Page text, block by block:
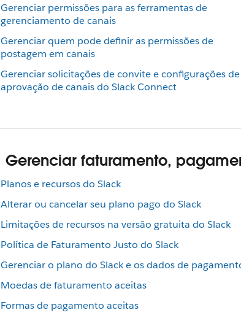
Gerenciar permissões para as ferramentas de
gerenciamento de canais
Gerenciar quem pode definir as permissões de
postagem em canais
Gerenciar solicitações de convite e configurações de
aprovação de canais do Slack Connect
Gerenciar faturamento,
Planos e recursos do Slack
Alterar ou cancelar seu plano pago do Slack
Limitações de recursos na versão gratuita do Slack
Política de Faturamento Justo do Slack
Gerenciar o plano do Slack e os dados de
Moedas de faturamento aceitas
Formas de pagamento aceitas